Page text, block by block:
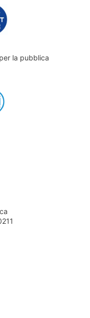
la pubblica